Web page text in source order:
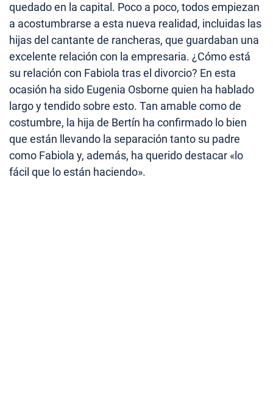
quedado en la capital. Poco a poco, todos empiezan
a acostumbrarse a esta nueva realidad, incluidas las
hijas del cantante de rancheras, que guardaban una
excelente relación con la empresaria. ¿Cómo está
su relación con Fabiola tras el divorcio? En esta
ocasión ha sido Eugenia Osborne quien ha hablado
largo y tendido sobre esto. Tan amable como de
costumbre, la hija de Bertín ha confirmado lo bien
que están llevando la separación tanto su padre
como Fabiola y, además, ha querido destacar «lo
fácil que lo están haciendo».